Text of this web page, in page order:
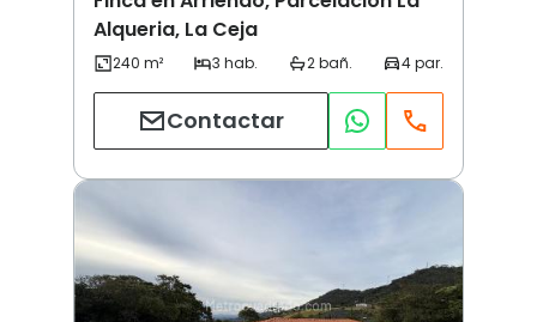
Alqueria, La Ceja
Contactar